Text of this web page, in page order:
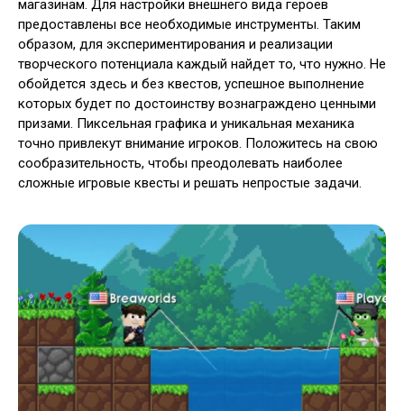
магазинам. Для настройки внешнего вида героев
предоставлены все необходимые инструменты. Таким
образом, для экспериментирования и реализации
творческого потенциала каждый найдет то, что нужно. Не
обойдется здесь и без квестов, успешное выполнение
которых будет по достоинству вознаграждено ценными
призами. Пиксельная графика и уникальная механика
точно привлекут внимание игроков. Положитесь на свою
сообразительность, чтобы преодолевать наиболее
сложные игровые квесты и решать непростые задачи.